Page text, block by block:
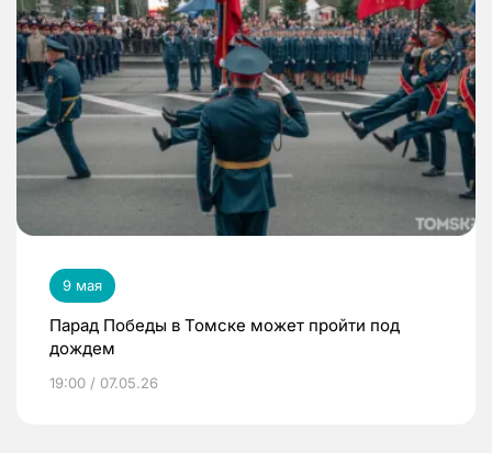
9 мая
Парад Победы в Томске может пройти под
дождем
19:00 / 07.05.26